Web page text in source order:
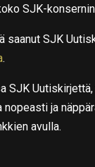
SJK-
saanut SJK
.
SJK
ja
avulla.